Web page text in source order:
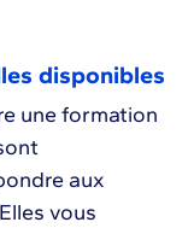
disponibles
une formation
aux
vous